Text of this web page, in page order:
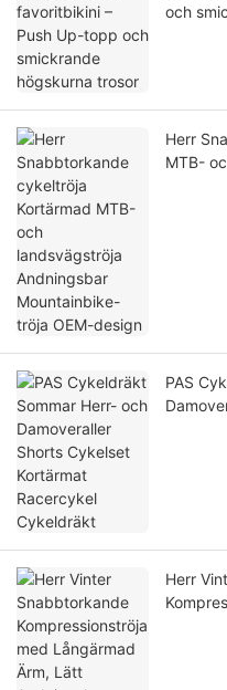
och
Herr
MTB-
PAS
Herr